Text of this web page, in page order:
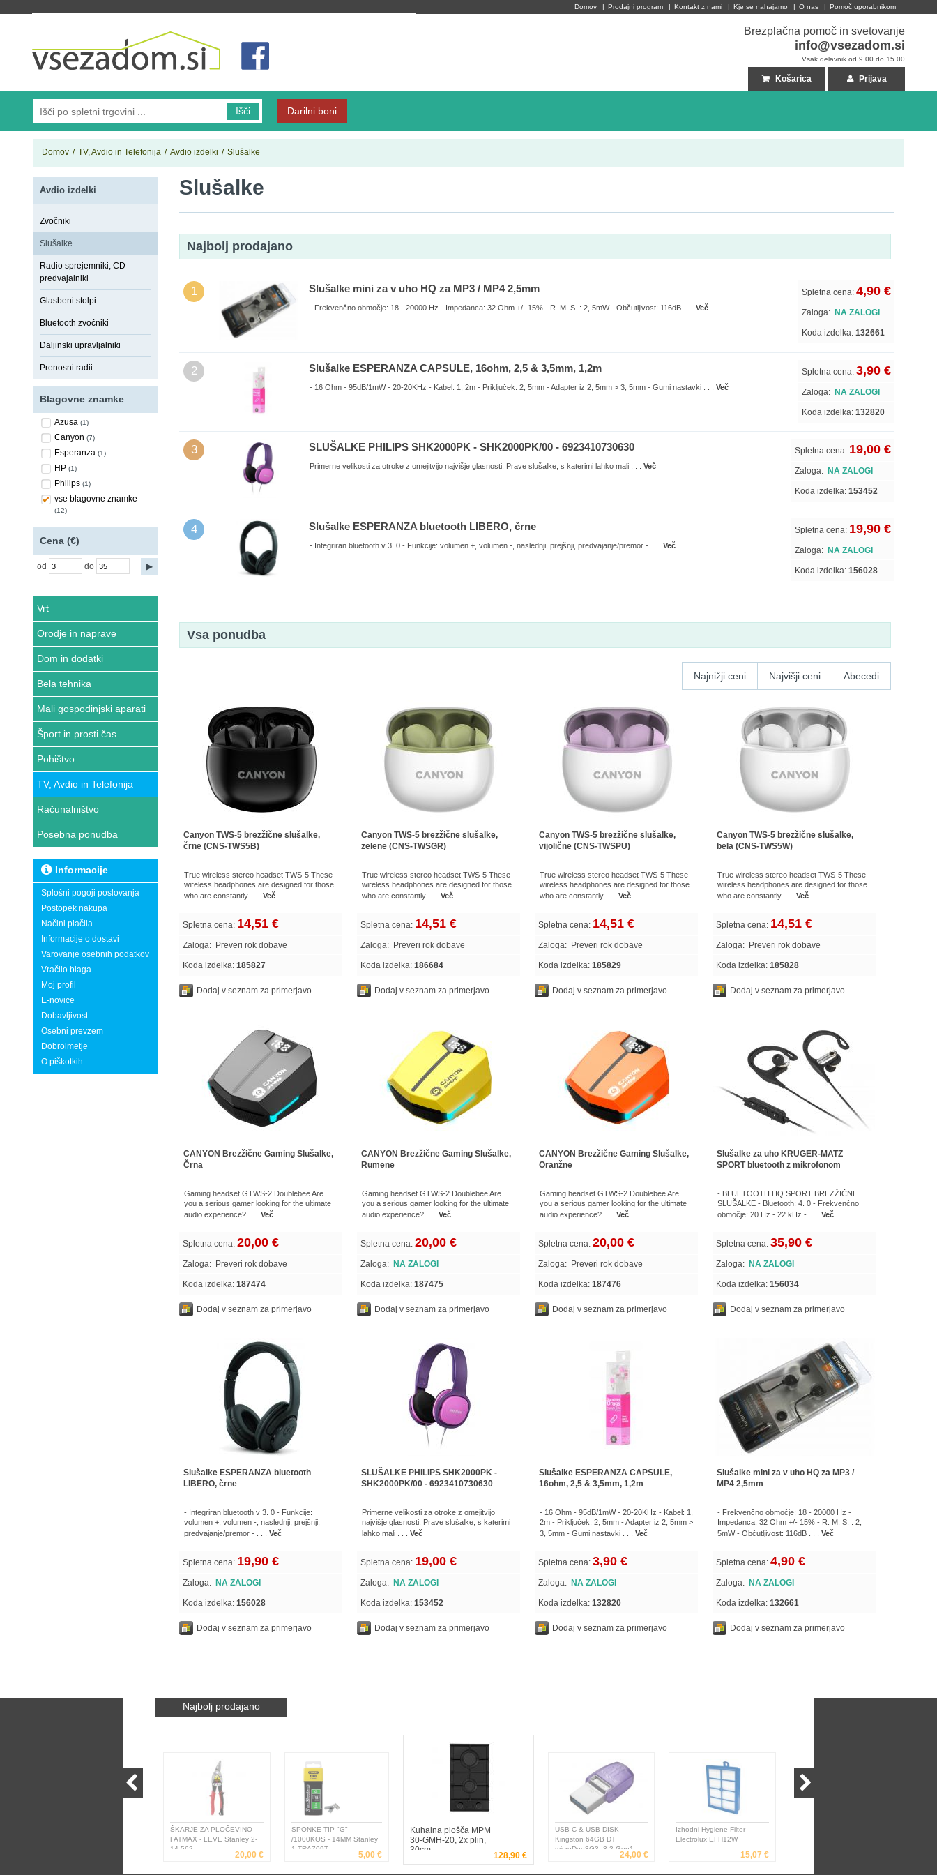
Domov | Prodajni program | Kontakt z nami | Kje se nahajamo | O nas | Pomoč uporabnikom
Brezplačna pomoč in svetovanje
info@vsezadom.si
Vsak delavnik od 9.00 do 15.00
Prijava
Košarica
Išči Darilni boni
Domov / TV, Avdio in Telefonija / Avdio izdelki / Slušalke
Avdio izdelki
Zvočniki
Slušalke
Radio sprejemniki, CD
predvajalniki
Glasbeni stolpi
Bluetooth zvočniki
Daljinski upravljalniki
Prenosni radii
Blagovne znamke
Azusa (1)
Canyon (7)
Esperanza (1)
HP (1)
Philips (1)
vse blagovne znamke
(12)
Cena (€)
od do
Vrt
Orodje in naprave
Dom in dodatki
Bela tehnika
Mali gospodinjski aparati
Šport in prosti čas
Pohištvo
TV, Avdio in Telefonija
Računalništvo
Posebna ponudba
Informacije
Splošni pogoji poslovanja
Postopek nakupa
Načini plačila
Informacije o dostavi
Varovanje osebnih podatkov
Vračilo blaga
Moj profil
E-novice
Dobavljivost
Osebni prevzem
Dobroimetje
O piškotkih
Slušalke
Najbolj prodajano
1 Slušalke mini za v uho HQ za MP3 / MP4 2,5mm
- Frekvenčno območje: 18 - 20000 Hz - Impedanca: 32 Ohm +/- 15% - R. M. S. : 2, 5mW - Občutljivost: 116dB . . . Več
Spletna cena: 4,90 €
Zaloga: NA ZALOGI
Koda izdelka: 132661
2 Slušalke ESPERANZA CAPSULE, 16ohm, 2,5 & 3,5mm, 1,2m
- 16 Ohm - 95dB/1mW - 20-20KHz - Kabel: 1, 2m - Priključek: 2, 5mm - Adapter iz 2, 5mm > 3, 5mm - Gumi nastavki . . . Več
Spletna cena: 3,90 €
Zaloga: NA ZALOGI
Koda izdelka: 132820
3 SLUŠALKE PHILIPS SHK2000PK - SHK2000PK/00 - 6923410730630
Primerne velikosti za otroke z omejitvijo najvišje glasnosti. Prave slušalke, s katerimi lahko mali . . . Več
Spletna cena: 19,00 €
Zaloga: NA ZALOGI
Koda izdelka: 153452
4 Slušalke ESPERANZA bluetooth LIBERO, črne
- Integriran bluetooth v 3. 0 - Funkcije: volumen +, volumen -, naslednji, prejšnji, predvajanje/premor - . . . Več
Spletna cena: 19,90 €
Zaloga: NA ZALOGI
Koda izdelka: 156028
Vsa ponudba
Najnižji ceni Najvišji ceni Abecedi
Canyon TWS-5 brezžične slušalke,
črne (CNS-TWS5B)
True wireless stereo headset TWS-5 These
wireless headphones are designed for those
who are constantly . . . Več
Spletna cena: 14,51 €
Zaloga: Preveri rok dobave
Koda izdelka: 185827
Dodaj v seznam za primerjavo
Canyon TWS-5 brezžične slušalke,
zelene (CNS-TWSGR)
True wireless stereo headset TWS-5 These
wireless headphones are designed for those
who are constantly . . . Več
Spletna cena: 14,51 €
Zaloga: Preveri rok dobave
Koda izdelka: 186684
Dodaj v seznam za primerjavo
Canyon TWS-5 brezžične slušalke,
vijolične (CNS-TWSPU)
True wireless stereo headset TWS-5 These
wireless headphones are designed for those
who are constantly . . . Več
Spletna cena: 14,51 €
Zaloga: Preveri rok dobave
Koda izdelka: 185829
Dodaj v seznam za primerjavo
Canyon TWS-5 brezžične slušalke,
bela (CNS-TWS5W)
True wireless stereo headset TWS-5 These
wireless headphones are designed for those
who are constantly . . . Več
Spletna cena: 14,51 €
Zaloga: Preveri rok dobave
Koda izdelka: 185828
Dodaj v seznam za primerjavo
CANYON Brezžične Gaming Slušalke,
Črna
Gaming headset GTWS-2 Doublebee Are
you a serious gamer looking for the ultimate
audio experience? . . . Več
Spletna cena: 20,00 €
Zaloga: Preveri rok dobave
Koda izdelka: 187474
Dodaj v seznam za primerjavo
CANYON Brezžične Gaming Slušalke,
Rumene
Gaming headset GTWS-2 Doublebee Are
you a serious gamer looking for the ultimate
audio experience? . . . Več
Spletna cena: 20,00 €
Zaloga: NA ZALOGI
Koda izdelka: 187475
Dodaj v seznam za primerjavo
CANYON Brezžične Gaming Slušalke,
Oranžne
Gaming headset GTWS-2 Doublebee Are
you a serious gamer looking for the ultimate
audio experience? . . . Več
Spletna cena: 20,00 €
Zaloga: Preveri rok dobave
Koda izdelka: 187476
Dodaj v seznam za primerjavo
Slušalke za uho KRUGER-MATZ
SPORT bluetooth z mikrofonom
- BLUETOOTH HQ SPORT BREZŽIČNE
SLUŠALKE - Bluetooth: 4. 0 - Frekvenčno
območje: 20 Hz - 22 kHz - . . . Več
Spletna cena: 35,90 €
Zaloga: NA ZALOGI
Koda izdelka: 156034
Dodaj v seznam za primerjavo
Slušalke ESPERANZA bluetooth
LIBERO, črne
- Integriran bluetooth v 3. 0 - Funkcije:
volumen +, volumen -, naslednji, prejšnji,
predvajanje/premor - . . . Več
Spletna cena: 19,90 €
Zaloga: NA ZALOGI
Koda izdelka: 156028
Dodaj v seznam za primerjavo
SLUŠALKE PHILIPS SHK2000PK -
SHK2000PK/00 - 6923410730630
Primerne velikosti za otroke z omejitvijo
najvišje glasnosti. Prave slušalke, s katerimi
lahko mali . . . Več
Spletna cena: 19,00 €
Zaloga: NA ZALOGI
Koda izdelka: 153452
Dodaj v seznam za primerjavo
Slušalke ESPERANZA CAPSULE,
16ohm, 2,5 & 3,5mm, 1,2m
- 16 Ohm - 95dB/1mW - 20-20KHz - Kabel: 1,
2m - Priključek: 2, 5mm - Adapter iz 2, 5mm >
3, 5mm - Gumi nastavki . . . Več
Spletna cena: 3,90 €
Zaloga: NA ZALOGI
Koda izdelka: 132820
Dodaj v seznam za primerjavo
Slušalke mini za v uho HQ za MP3 /
MP4 2,5mm
- Frekvenčno območje: 18 - 20000 Hz -
Impedanca: 32 Ohm +/- 15% - R. M. S. : 2,
5mW - Občutljivost: 116dB . . . Več
Spletna cena: 4,90 €
Zaloga: NA ZALOGI
Koda izdelka: 132661
Dodaj v seznam za primerjavo
Najbolj prodajano
ŠKARJE ZA PLOČEVINO
FATMAX - LEVE Stanley 2-
14-562
20,00 €
SPONKE TIP "G"
/1000KOS - 14MM Stanley
1-TRA709T
5,00 €
Kuhalna plošča MPM
30-GMH-20, 2x plin,
30cm
128,90 €
USB C & USB DISK
Kingston 64GB DT
microDuo3G3, 3.2 Gen1,
OTG, s pokrovčkom -24,00 €
Izhodni Hygiene Filter
Electrolux EFH12W
15,07 €